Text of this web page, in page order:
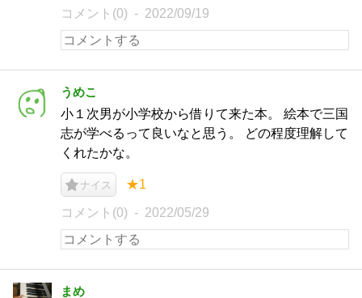
コメント(0) 2022/09/19
うめこ
小１次男が小学校から借りて来た本。 絵本で三国
志が学べるって良いなと思う。 どの程度理解して
くれたかな。
ナイス ★1
コメント(0) 2022/05/29
まめ